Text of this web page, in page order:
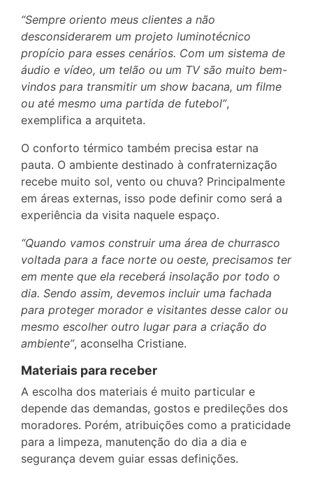
“Sempre oriento meus clientes a não
desconsiderarem um projeto luminotécnico
propício para esses cenários. Com um sistema de
áudio e vídeo, um telão ou um TV são muito bem-
vindos para transmitir um show bacana, um filme
ou até mesmo uma partida de futebol”,
exemplifica a arquiteta.
O conforto térmico também precisa estar na
pauta. O ambiente destinado à confraternização
recebe muito sol, vento ou chuva? Principalmente
em áreas externas, isso pode definir como será a
experiência da visita naquele espaço.
“Quando vamos construir uma área de churrasco
voltada para a face norte ou oeste, precisamos ter
em mente que ela receberá insolação por todo o
dia. Sendo assim, devemos incluir uma fachada
para proteger morador e visitantes desse calor ou
mesmo escolher outro lugar para a criação do
ambiente”, aconselha Cristiane.
Materiais para receber
A escolha dos materiais é muito particular e
depende das demandas, gostos e predileções dos
moradores. Porém, atribuições como a praticidade
para a limpeza, manutenção do dia a dia e
segurança devem guiar essas definições.